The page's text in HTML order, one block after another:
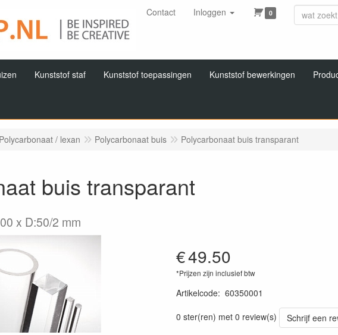
Contact Inloggen 0
Kunststof staf Kunststof toepassingen Kunststof bewerkingen
Polycarbonaat / lexan Polycarbonaat buis Polycarbonaat buis transparant
buis transparant
x D:50/2 mm
€49.50
*Prijzen zijn inclusief btw
Artikelcode: 60350001
0 ster(ren) met 0 review(s)
Schrijf een